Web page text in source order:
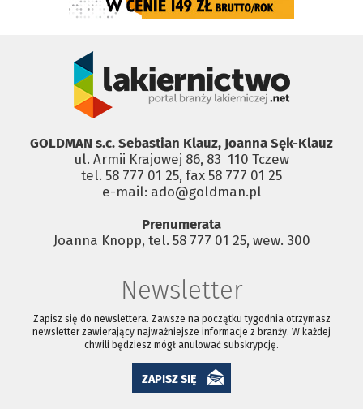
GOLDMAN s.c. Sebastian Klauz, Joanna Sęk-Klauz
ul. Armii Krajowej 86, 83 ­ 110 Tczew
tel. 58 777 01 25, fax 58 777 01 25
e-mail: ado@goldman.pl
Prenumerata
Joanna Knopp, tel. 58 777 01 25, wew. 300
Newsletter
Zapisz się do newslettera. Zawsze na początku tygodnia otrzymasz
newsletter zawierający najważniejsze informacje z branży. W każdej
chwili będziesz mógł anulować subskrypcję.
ZAPISZ SIĘ